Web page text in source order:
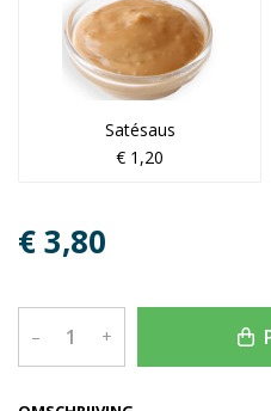
Satésaus
€ 1,20
€ 3,80
– +